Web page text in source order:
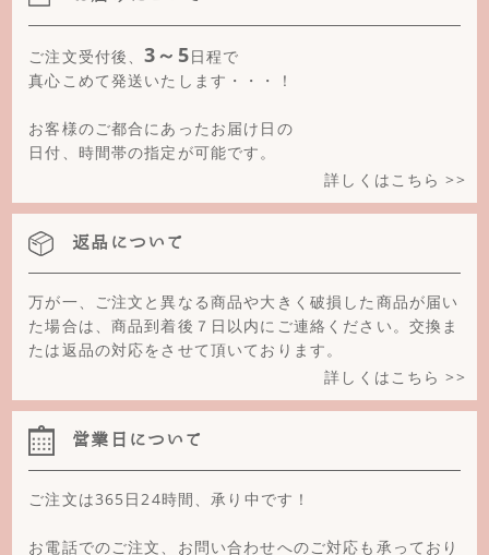
パイライト(クリスタルカット)
ひすい
ピンクさんご
ピンクシェル
ピンクトルマリン
ピーチムーンストーン
フラワーオブシディアン
フローライト
ブラックトルマリン
ご注文受付後、3～5日程で
真心こめて発送いたします・・・！
お客様のご都合にあったお届け日の
日付、時間帯の指定が可能です。
詳しくはこちら >>
返品について
万が一、ご注文と異なる商品や大きく破損した商品が届い
た場合は、商品到着後７日以内にご連絡ください。交換ま
たは返品の対応をさせて頂いております。
詳しくはこちら >>
営業日について
ご注文は365日24時間、承り中です！
お電話でのご注文、お問い合わせへのご対応も承っており